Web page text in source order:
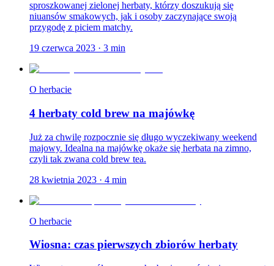
sproszkowanej zielonej herbaty, którzy doszukują się
niuansów smakowych, jak i osoby zaczynające swoją
przygodę z piciem matchy.
19 czerwca 2023 · 3 min
O herbacie
4 herbaty cold brew na majówkę
Już za chwilę rozpocznie się długo wyczekiwany weekend
majowy. Idealna na majówkę okaże się herbata na zimno,
czyli tak zwana cold brew tea.
28 kwietnia 2023 · 4 min
O herbacie
Wiosna: czas pierwszych zbiorów herbaty